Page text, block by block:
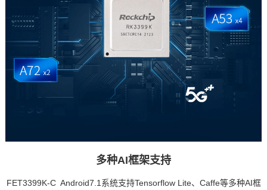
多种AI框架支持
FET3399K-C Android7.1系统支持Tensorflow Lite、Caffe等多种AI框